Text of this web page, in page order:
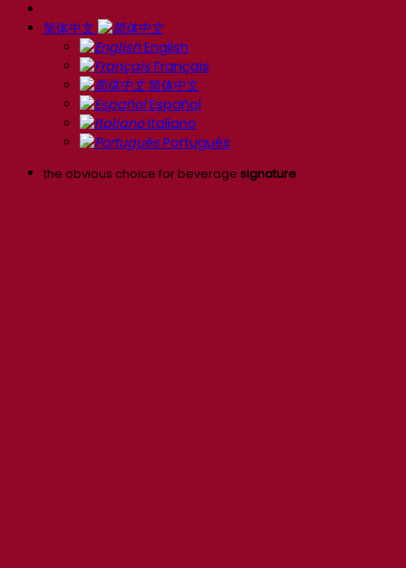
简体中文
English
Français
简体中文
Español
Italiano
Português
the obvious choice for beverage signature